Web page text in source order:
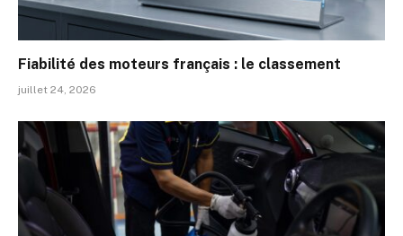
Fiabilité des moteurs français : le classement
juillet 24, 2026